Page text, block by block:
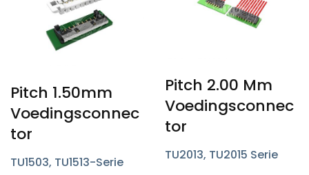
Pitch 1.50mm
Voedingsconnec
Tor
TU1503, TU1513-Serie
Pitch 2.00 Mm
Voedingsconnec
Tor
TU2013, TU2015 Serie